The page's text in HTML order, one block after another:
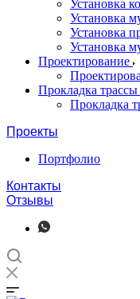
Установка
Установка
Установка
Установка
Проектирование
Прокладка трассы
Прокладка
Проекты
Портфолио
Контакты
Отзывы